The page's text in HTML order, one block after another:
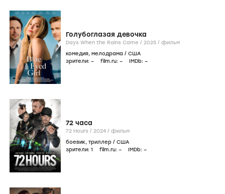
Голубоглазая девочка
Days When the Rains Came / 2025 / фильм
комедия, мелодрама / США
зрители: – film.ru: – IMDb: –
72 часа
72 Hours / 2024 / фильм
боевик, триллер / США
зрители: 1 film.ru: – IMDb: –